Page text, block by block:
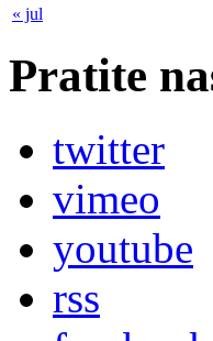
« jul
Pratite
twitter
vimeo
youtube
rss